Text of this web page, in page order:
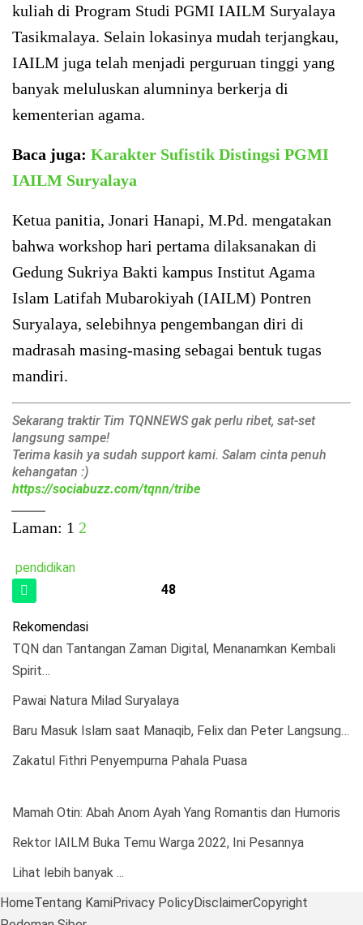
kuliah di Program Studi PGMI IAILM Suryalaya
Tasikmalaya. Selain lokasinya mudah terjangkau,
IAILM juga telah menjadi perguruan tinggi yang
banyak meluluskan alumninya berkerja di
kementerian agama.
Baca juga: Karakter Sufistik Distingsi PGMI
IAILM Suryalaya
Ketua panitia, Jonari Hanapi, M.Pd. mengatakan
bahwa workshop hari pertama dilaksanakan di
Gedung Sukriya Bakti kampus Institut Agama
Islam Latifah Mubarokiyah (IAILM) Pontren
Suryalaya, selebihnya pengembangan diri di
madrasah masing-masing sebagai bentuk tugas
mandiri.
Sekarang traktir Tim TQNNEWS gak perlu ribet, sat-set
langsung sampe!
Terima kasih ya sudah support kami. Salam cinta penuh
kehangatan :)
https://sociabuzz.com/tqnn/tribe
Laman: 1 2
pendidikan
48
Rekomendasi
TQN dan Tantangan Zaman Digital, Menanamkan Kembali
Spirit…
Pawai Natura Milad Suryalaya
Baru Masuk Islam saat Manaqib, Felix dan Peter Langsung…
Zakatul Fithri Penyempurna Pahala Puasa
Mamah Otin: Abah Anom Ayah Yang Romantis dan Humoris
Rektor IAILM Buka Temu Warga 2022, Ini Pesannya
Lihat lebih banyak ...
HomeTentang KamiPrivacy PolicyDisclaimerCopyright